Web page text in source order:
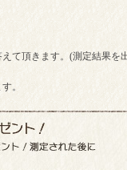
て頂きます。(測定結果を
。